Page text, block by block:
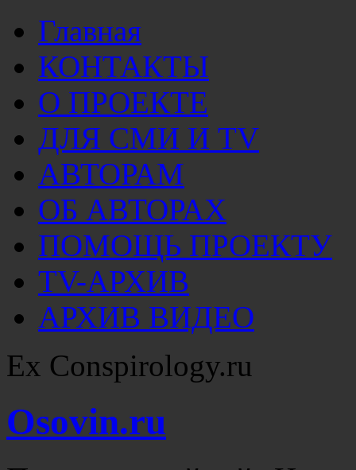
Главная
КОНТАКТЫ
О ПРОЕКТЕ
ДЛЯ СМИ И TV
АВТОРАМ
ОБ АВТОРАХ
ПОМОЩЬ ПРОЕКТУ
TV-АРХИВ
АРХИВ ВИДЕО
Ex Conspirology.ru
Osovin.ru